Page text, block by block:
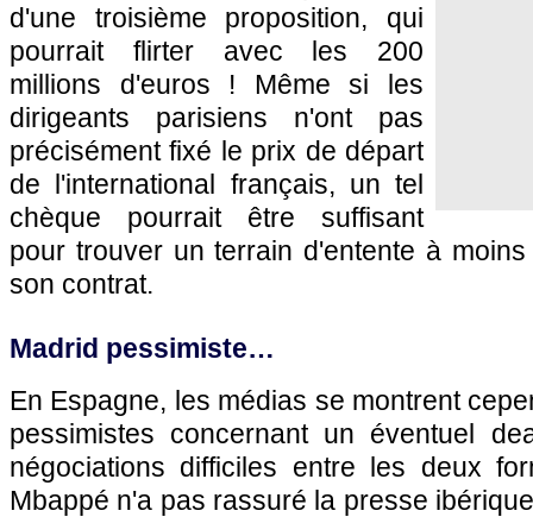
d'une troisième proposition, qui
pourrait flirter avec les 200
millions d'euros ! Même si les
dirigeants parisiens n'ont pas
précisément fixé le prix de départ
de l'international français, un tel
chèque pourrait être suffisant
pour trouver un terrain d'entente à
son contrat.
Madrid pessimiste…
En Espagne, les médias se montrent
pessimistes concernant un éventuel
négociations difficiles entre les deux
Mbappé n'a pas rassuré la presse